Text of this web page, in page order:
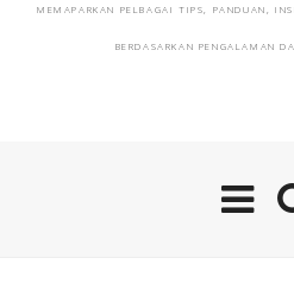
MEMAPARKAN PELBAGAI TIPS, PANDUAN,
BERDASARKAN PENGALAMAN